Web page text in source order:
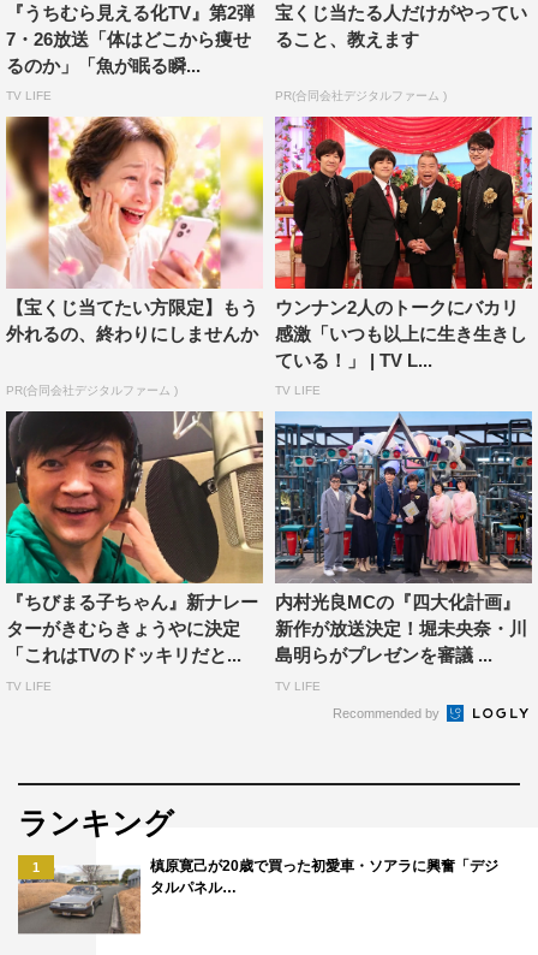
しますよね。だから今、めっちゃサウナに行きたいです！
佐々木希：確かに試してみたいですね。
いとうあさこ：私は、地球温暖化のテーマを“風船”を使っ
て説明してくれたのが分かりやすかったです。全てが悪い
わけじゃないということも教えていただいたし、自分が思
っていた以上に“温暖化”が進んでいるんだなと思えて、す
ごくリアルでした。
粟野咲莉：ちょうど今、学校でSDGsのことを習ってい
て、それよりももっと難しいテーマだったけど、地球温暖
化を“風船”で表現してくれたのでとても分かりやすかった
です。
◆今後、「見える化」してほしいテーマはありますか？
いとう：人間の細胞って、一日でものすごい数が減ってい
くとか言いませんか？ 頭を叩いたら何億個とか…。細胞
が死んでいくっていうのを「見える化」してほしいですね
～。
内村光良：同感ですね。細胞がどのくらい死んでいくの
か、何歳くらいから減っていくのか、何個あるのかとか、
佐々木：私は、犬の気持ちを「見える化」してほしいで
す。どう思っているのか知りたいなって思います。
内村：分かる分かる。寝起きのテンションとか、犬の気持
『うちむら見える化TV』第2弾
7・26放送「体はどこから痩せ
るのか」「魚が眠る瞬...
TV LIFE
宝くじ当たる人だけがやってい
ること、教えます
PR(合同会社デジタルファーム )
【宝くじ当てたい方限定】もう
外れるの、終わりにしませんか
PR(合同会社デジタルファーム )
ウンナン2人のトークにバカリ
感激「いつも以上に生き生きし
ている！」 | TV L...
TV LIFE
『ちびまる子ちゃん』新ナレー
ターがきむらきょうやに決定
「これはTVのドッキリだと...
TV LIFE
内村光良MCの『四大化計画』
新作が放送決定！堀未央奈・川
島明らがプレゼンを審議 ...
TV LIFE
Recommended by
ランキング
1
槙原寛己が20歳で買った初愛車・ソアラに興奮「デジ
タルパネル…